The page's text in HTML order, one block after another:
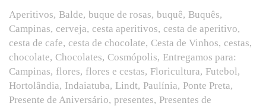
Aperitivos Balde buque de rosas buquê Buquês
Campinas cerveja cesta aperitivos cesta de aperitivo
cesta de cafe cesta de chocolate Cesta de Vinhos cestas
chocolate Chocolates Cosmópolis Entregamos para:
Campinas flores flores e cestas Floricultura Futebol
Hortolândia Indaiatuba Lindt Paulínia Ponte Preta
Presente de Aniversário presentes Presentes de